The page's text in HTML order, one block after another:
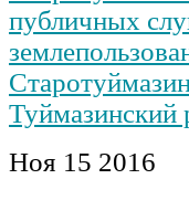
публичных
Туймазинский
Ноя 15 2016